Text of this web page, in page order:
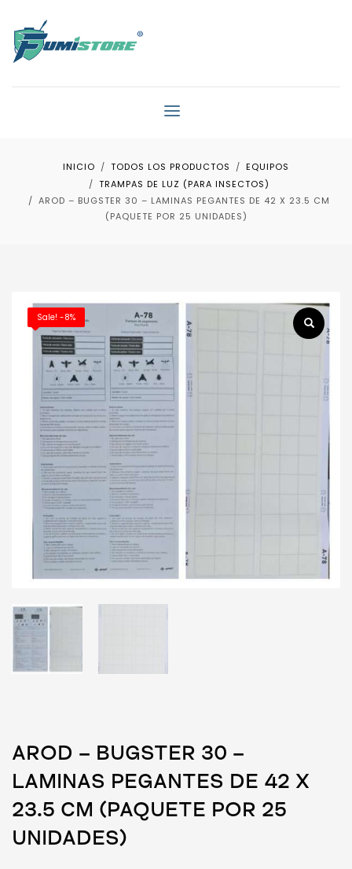
INICIO TODOS LOS PRODUCTOS
EQUIPOS
TRAMPAS DE LUZ (PARA INSECTOS)
AROD – BUGSTER 30 – LAMINAS PEGANTES DE 42 X 23.5 CM
(PAQUETE POR 25 UNIDADES)
Sale! -8%
AROD – BUGSTER 30 –
LAMINAS PEGANTES DE 42 X
23.5 CM (PAQUETE POR 25
UNIDADES)